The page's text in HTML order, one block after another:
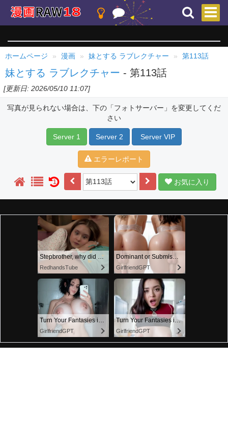
ホームページ 漫画 妹とする ラブレクチャー 第113話
妹とする ラブレクチャー - 第113話
[更新日: 2026/05/10 11:07]
写真が見られない場合は、下の「フォトサーバー」を変更してくだ
さい
Server 1 Server 2 Server VIP
エラーレポート
1 お気に入り